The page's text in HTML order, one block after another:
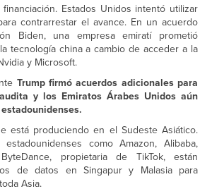
Estados Unidos intentó utilizar
contrarrestar el avance. En un acuerdo
Biden, una empresa emiratí prometió
tecnología china a cambio de acceder a la
y Microsoft.
Trump firmó acuerdos adicionales para
y los Emiratos Árabes Unidos aún
está produciendo en el Sudeste Asiático.
como Amazon, Alibaba,
propietaria de TikTok, están
de datos en Singapur y Malasia para
Asia.